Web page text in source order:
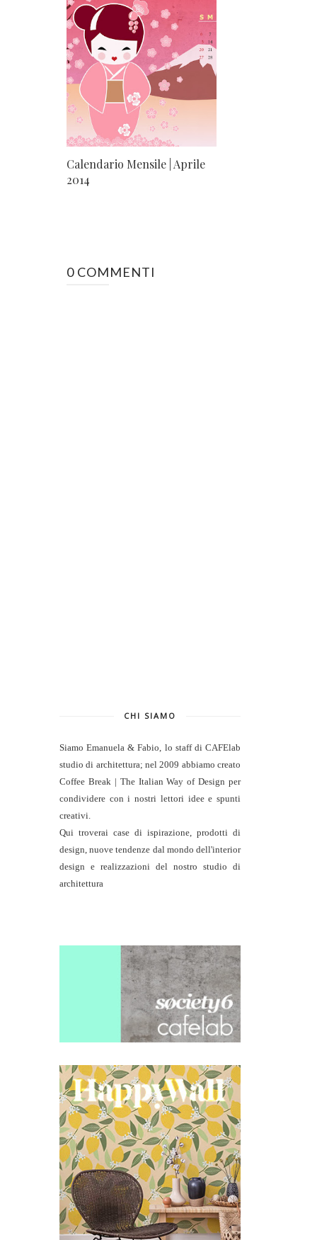
Calendario Mensile | Aprile
2014
0 COMMENTI
CHI SIAMO
Siamo Emanuela & Fabio, lo staff di CAFElab
studio di architettura; nel 2009 abbiamo creato
Coffee Break | The Italian Way of Design per
condividere con i nostri lettori idee e spunti
creativi.
Qui troverai case di ispirazione, prodotti di
design, nuove tendenze dal mondo dell'interior
design e realizzazioni del nostro studio di
architettura